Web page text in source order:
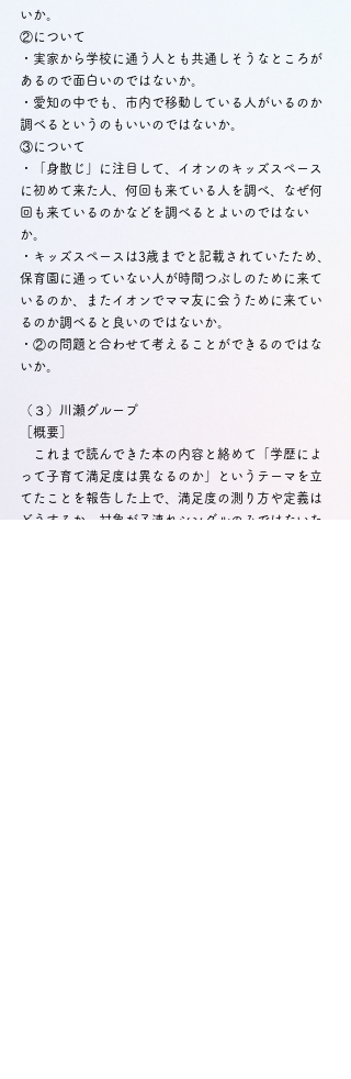
いか。
②について
・実家から学校に通う人とも共通しそうなところが
あるので面白いのではないか。
・愛知の中でも、市内で移動している人がいるのか
調べるというのもいいのではないか。
③について
・「身散じ」に注目して、イオンのキッズスペース
に初めて来た人、何回も来ている人を調べ、なぜ何
回も来ているのかなどを調べるとよいのではない
か。
・キッズスペースは3歳までと記載されていたため、
保育園に通っていない人が時間つぶしのために来て
いるのか、またイオンでママ友に会うために来てい
るのか調べると良いのではないか。
・②の問題と合わせて考えることができるのではな
いか。
（３）川瀬グループ
［概要］
これまで読んできた本の内容と絡めて「学歴によ
って子育て満足度は異なるのか」というテーマを立
てたことを報告した上で、満足度の測り方や定義は
どうするか、対象が子連れシングルのみではないた